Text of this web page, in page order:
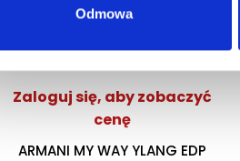
Odmowa
Zaloguj się, aby zobaczyć
cenę
ARMANI MY WAY YLANG EDP